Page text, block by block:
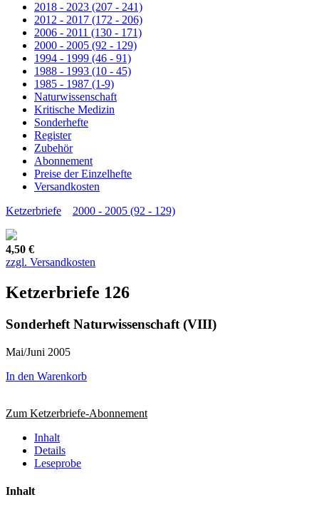
2018 - 2023 (207 - 241)
2012 - 2017 (172 - 206)
2006 - 2011 (130 - 171)
2000 - 2005 (92 - 129)
1994 - 1999 (46 - 91)
1988 - 1993 (10 - 45)
1985 - 1987 (1-9)
Naturwissenschaft
Kritische Medizin
Sonderhefte
Register
Zubehör
Abonnement
Preise der Einzelhefte
Versandkosten
Ketzerbriefe
2000 - 2005 (92 - 129)
4,50 €
zzgl. Versandkosten
Ketzerbriefe 126
Sonderheft Naturwissenschaft (VIII)
Mai/Juni 2005
In den Warenkorb
Zum Ketzerbriefe-Abonnement
Inhalt
Details
Leseprobe
Inhalt